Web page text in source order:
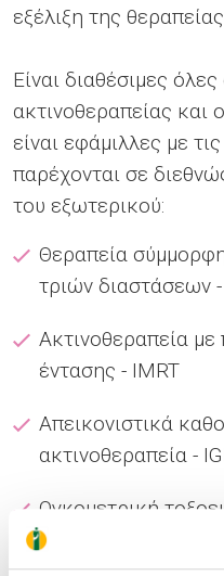
εξέλιξη της
Είναι διαθέσιμες
ακτινοθεραπείας και
είναι εφάμιλλες με
παρέχονται σε
του εξωτερικού:
Θεραπεία
τριών διαστάσεων
Ακτινοθεραπεία
έντασης - IMRT
Απεικονιστικά
ακτινοθεραπεία -
Ογκομετρική